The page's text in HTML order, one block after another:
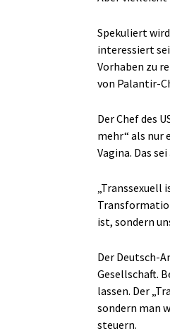
Spekuliert
interessiert
Vorhaben zu
von Palantir-
Der Chef des
mehr“ als nur
Vagina. Das
„Transsexuell
ist, sondern
Der Deutsch-
Gesellschaft.
lassen. Der
sondern man
steuern.